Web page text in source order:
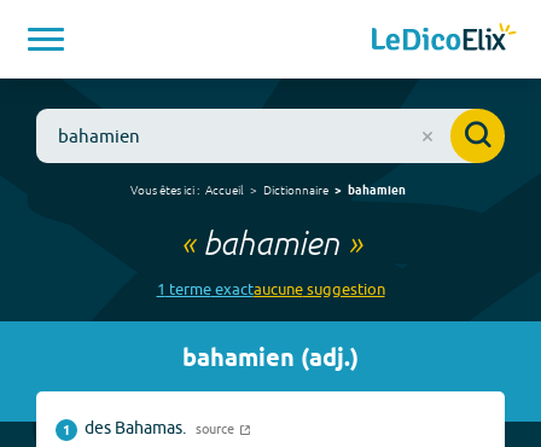
Vous êtes ici : Accueil Dictionnaire bahamien
« bahamien»
1 termeexactaucunesuggestion
bahamien (adj.)
1 des Bahamas. source